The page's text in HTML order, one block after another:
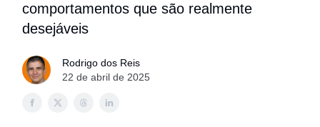
comportamentos que são realmente
desejáveis
Rodrigo dos Reis
22 de abril de 2025